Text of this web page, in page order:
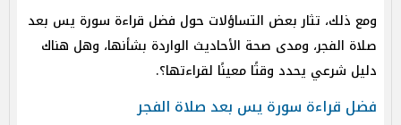
ومع ذلك، تثار بعض التساؤلات حول فضل قراءة سورة يس بعد
صلاة الفجر، ومدى صحة الأحاديث الواردة بشأنها، وهل هناك
دليل شرعي يحدد وقتًا معينًا لقراءتها؟.
فضل قراءة سورة يس بعد صلاة الفجر